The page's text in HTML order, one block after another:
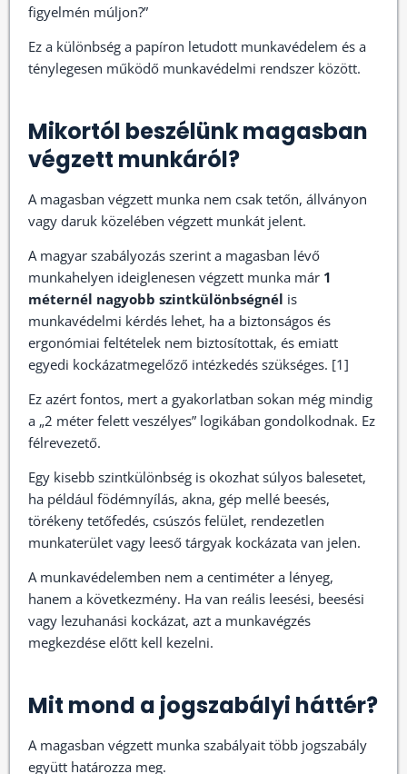
figyelmén múljon?”
Ez a különbség a papíron letudott munkavédelem és a
ténylegesen működő munkavédelmi rendszer között.
Mikortól beszélünk magasban
végzett munkáról?
A magasban végzett munka nem csak tetőn, állványon
vagy daruk közelében végzett munkát jelent.
A magyar szabályozás szerint a magasban lévő
munkahelyen ideiglenesen végzett munka már 1
méternél nagyobb szintkülönbségnél is
munkavédelmi kérdés lehet, ha a biztonságos és
ergonómiai feltételek nem biztosítottak, és emiatt
egyedi kockázatmegelőző intézkedés szükséges. [1]
Ez azért fontos, mert a gyakorlatban sokan még mindig
a „2 méter felett veszélyes” logikában gondolkodnak. Ez
félrevezető.
Egy kisebb szintkülönbség is okozhat súlyos balesetet,
ha például födémnyílás, akna, gép mellé beesés,
törékeny tetőfedés, csúszós felület, rendezetlen
munkaterület vagy leeső tárgyak kockázata van jelen.
A munkavédelemben nem a centiméter a lényeg,
hanem a következmény. Ha van reális leesési, beesési
vagy lezuhanási kockázat, azt a munkavégzés
megkezdése előtt kell kezelni.
Mit mond a jogszabályi háttér?
A magasban végzett munka szabályait több jogszabály
együtt határozza meg.